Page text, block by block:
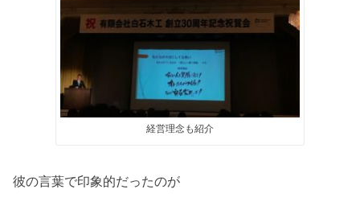
経営理念も紹介
彼の言葉で印象的だったのが